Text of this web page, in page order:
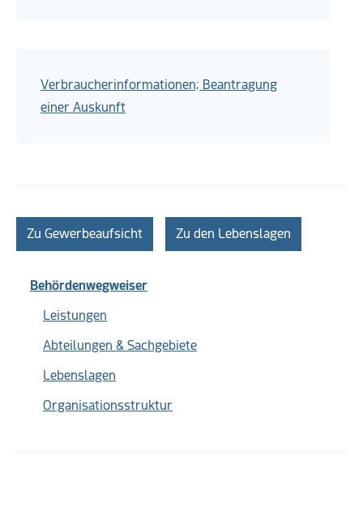
Verbraucherinformationen; Beantragung
einer Auskunft
Zu Gewerbeaufsicht Zu den Lebenslagen
Behördenwegweiser
Leistungen
Abteilungen & Sachgebiete
Lebenslagen
Organisationsstruktur